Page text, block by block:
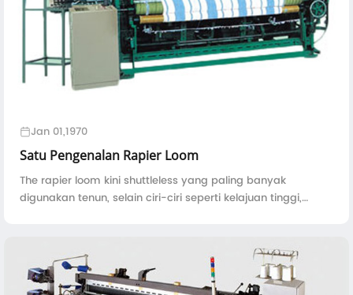
Jan 01,1970
Satu Pengenalan Rapier Loom
The rapier loom kini shuttleless yang paling banyak
digunakan tenun, selain ciri-ciri seperti kelajuan tinggi,